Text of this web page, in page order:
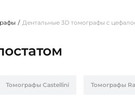
/ Дентальные 3D томографы с
Томографы Castellini Томографы